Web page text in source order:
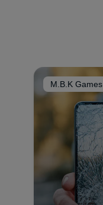
M.B.K Games